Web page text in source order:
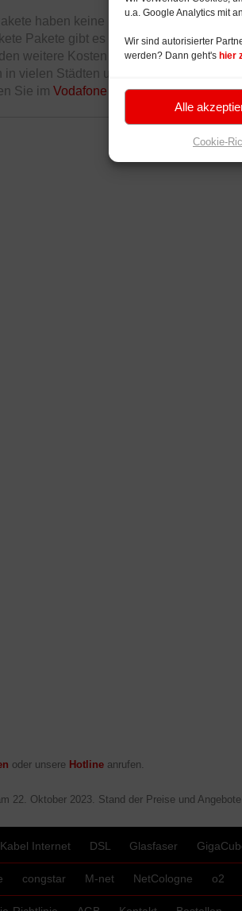
u.a. Google Analytics mit
Wir sind autorisierter
werden? Dann geht's hier
Alle
Cookie-
haben keine
Pakete gibt es nur als Ergänzung für
weitere Kosten entstehen
in vielen Städten und Gemeinden
Sie im Vodafone TV Onlineshop.
oder unsere Hotline anrufen.
22. Oktober 2023. Stand der Preise und
Kabel Internet DSL Glasfaser
congstar M-net NetCologne o2